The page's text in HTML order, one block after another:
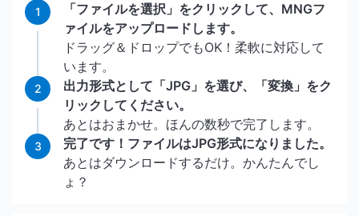
1
「ファイルを選択」をクリックして、MNGフ
ァイルをアップロードします。
ドラッグ＆ドロップでもOK！柔軟に対応して
います。
2
出力形式として「JPG」を選び、「変換」をク
リックしてください。
あとはおまかせ。ほんの数秒で完了します。
3
完了です！ファイルはJPG形式になりました。
あとはダウンロードするだけ。かんたんでし
ょ？